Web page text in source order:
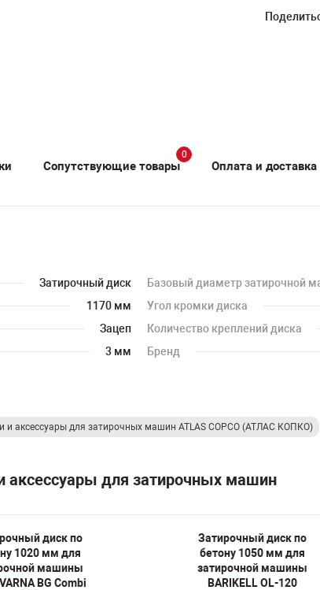
Сопутствующие товары
0
Оплата и доставка
Затирочный диск Базовый диаметр затирочной
1170 мм Угол кромки диска
Зацеп Количество креплений диска
3 мм Бренд
и аксессуары для затирочных машин ATLAS COPCO (АТЛАС КОПКО)
аксессуары для затирочных машин
диск по
1020 мм для
машины
BG Combi
Затирочный диск по
бетону 1050 мм для
затирочной машины
BARIKELL OL-120